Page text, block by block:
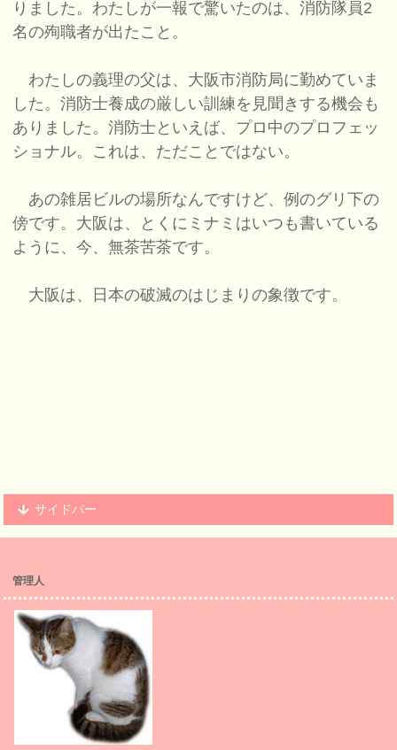
りました。わたしが一報で驚いたのは、消防隊員2
名の殉職者が出たこと。
わたしの義理の父は、大阪市消防局に勤めていま
した。消防士養成の厳しい訓練を見聞きする機会も
ありました。消防士といえば、プロ中のプロフェッ
ショナル。これは、ただことではない。
あの雑居ビルの場所なんですけど、例のグリ下の
傍です。大阪は、とくにミナミはいつも書いている
ように、今、無茶苦茶です。
大阪は、日本の破滅のはじまりの象徴です。
サイドバー
管理人